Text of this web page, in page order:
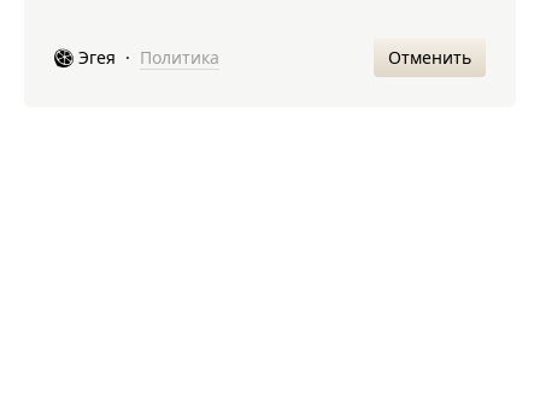
Эгея · Политика Отменить